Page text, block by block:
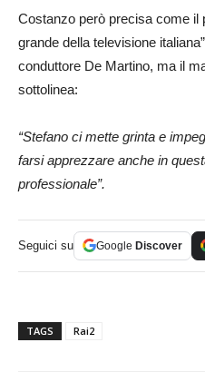
Costanzo però precisa come il
grande della televisione
conduttore De Martino, ma il
sottolinea:
“Stefano ci mette grinta e
farsi apprezzare anche in
professionale”.
Seguici su Google Discover
TAGS Rai2